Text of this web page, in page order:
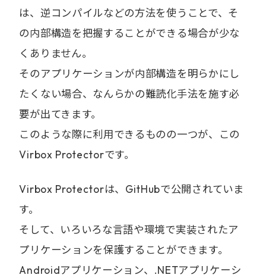
は、逆コンパイルなどの方法を使うことで、そ
の内部構造を把握することができる場合が少な
くありません。
そのアプリケーションが内部構造を明らかにし
たくない場合、なんらかの難読化手法を施す必
要が出てきます。
このような際に利用できるものの一つが、この
Virbox Protectorです。
Virbox Protectorは、GitHubで公開されていま
す。
そして、いろいろな言語や環境で実装されたア
プリケーションを保護することができます。
Androidアプリケーション、.NETアプリケーシ